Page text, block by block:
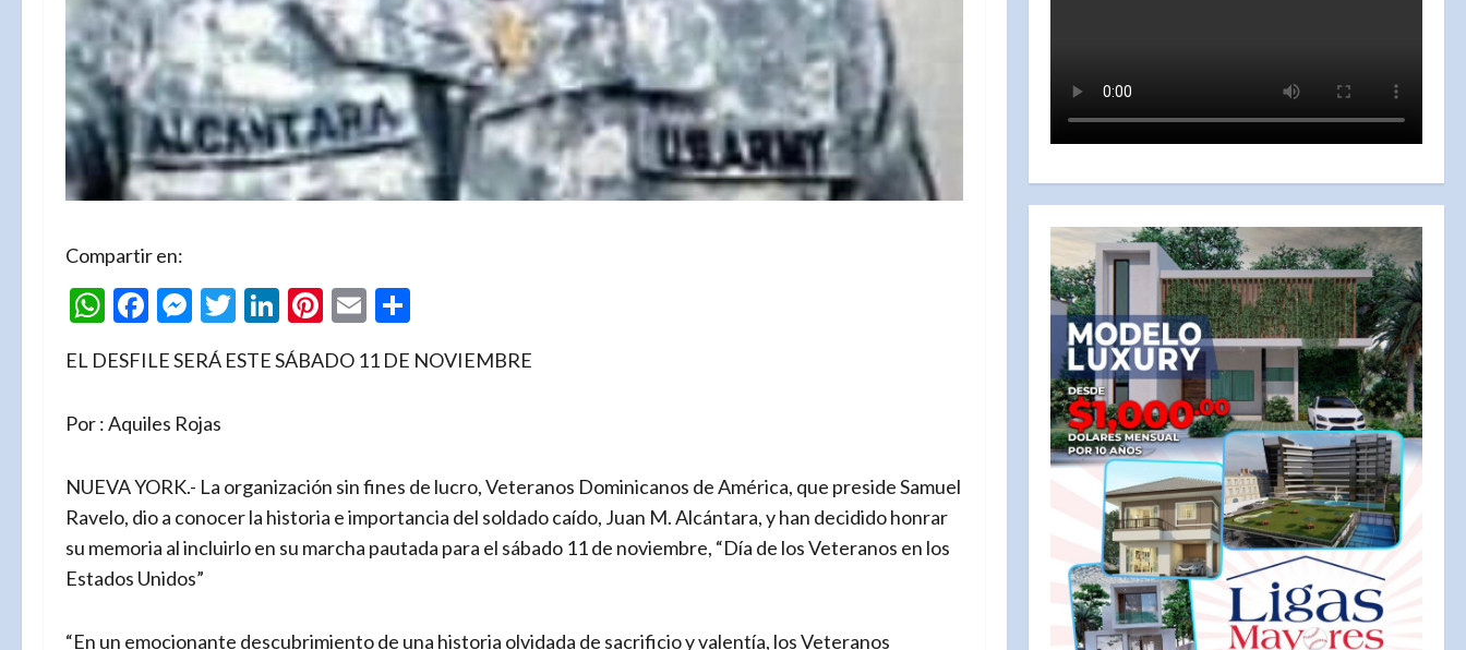
Compartir en:
WhatsApp
Facebook
Messenger
Twitter
LinkedIn
Pinterest
Email
EL DESFILE SERÁ ESTE SÁBADO 11 DE NOVIEMBRE
Por : Aquiles Rojas
NUEVA YORK.- La organización sin fines de lucro, Veteranos Dominicanos de América, que preside Samuel
Ravelo, dio a conocer la historia e importancia del soldado caído, Juan M. Alcántara, y han decidido honrar
su memoria al incluirlo en su marcha pautada para el sábado 11 de noviembre, “Día de los Veteranos en los
Estados Unidos”
“En un emocionante descubrimiento de una historia olvidada de sacrificio y valentía, los Veteranos